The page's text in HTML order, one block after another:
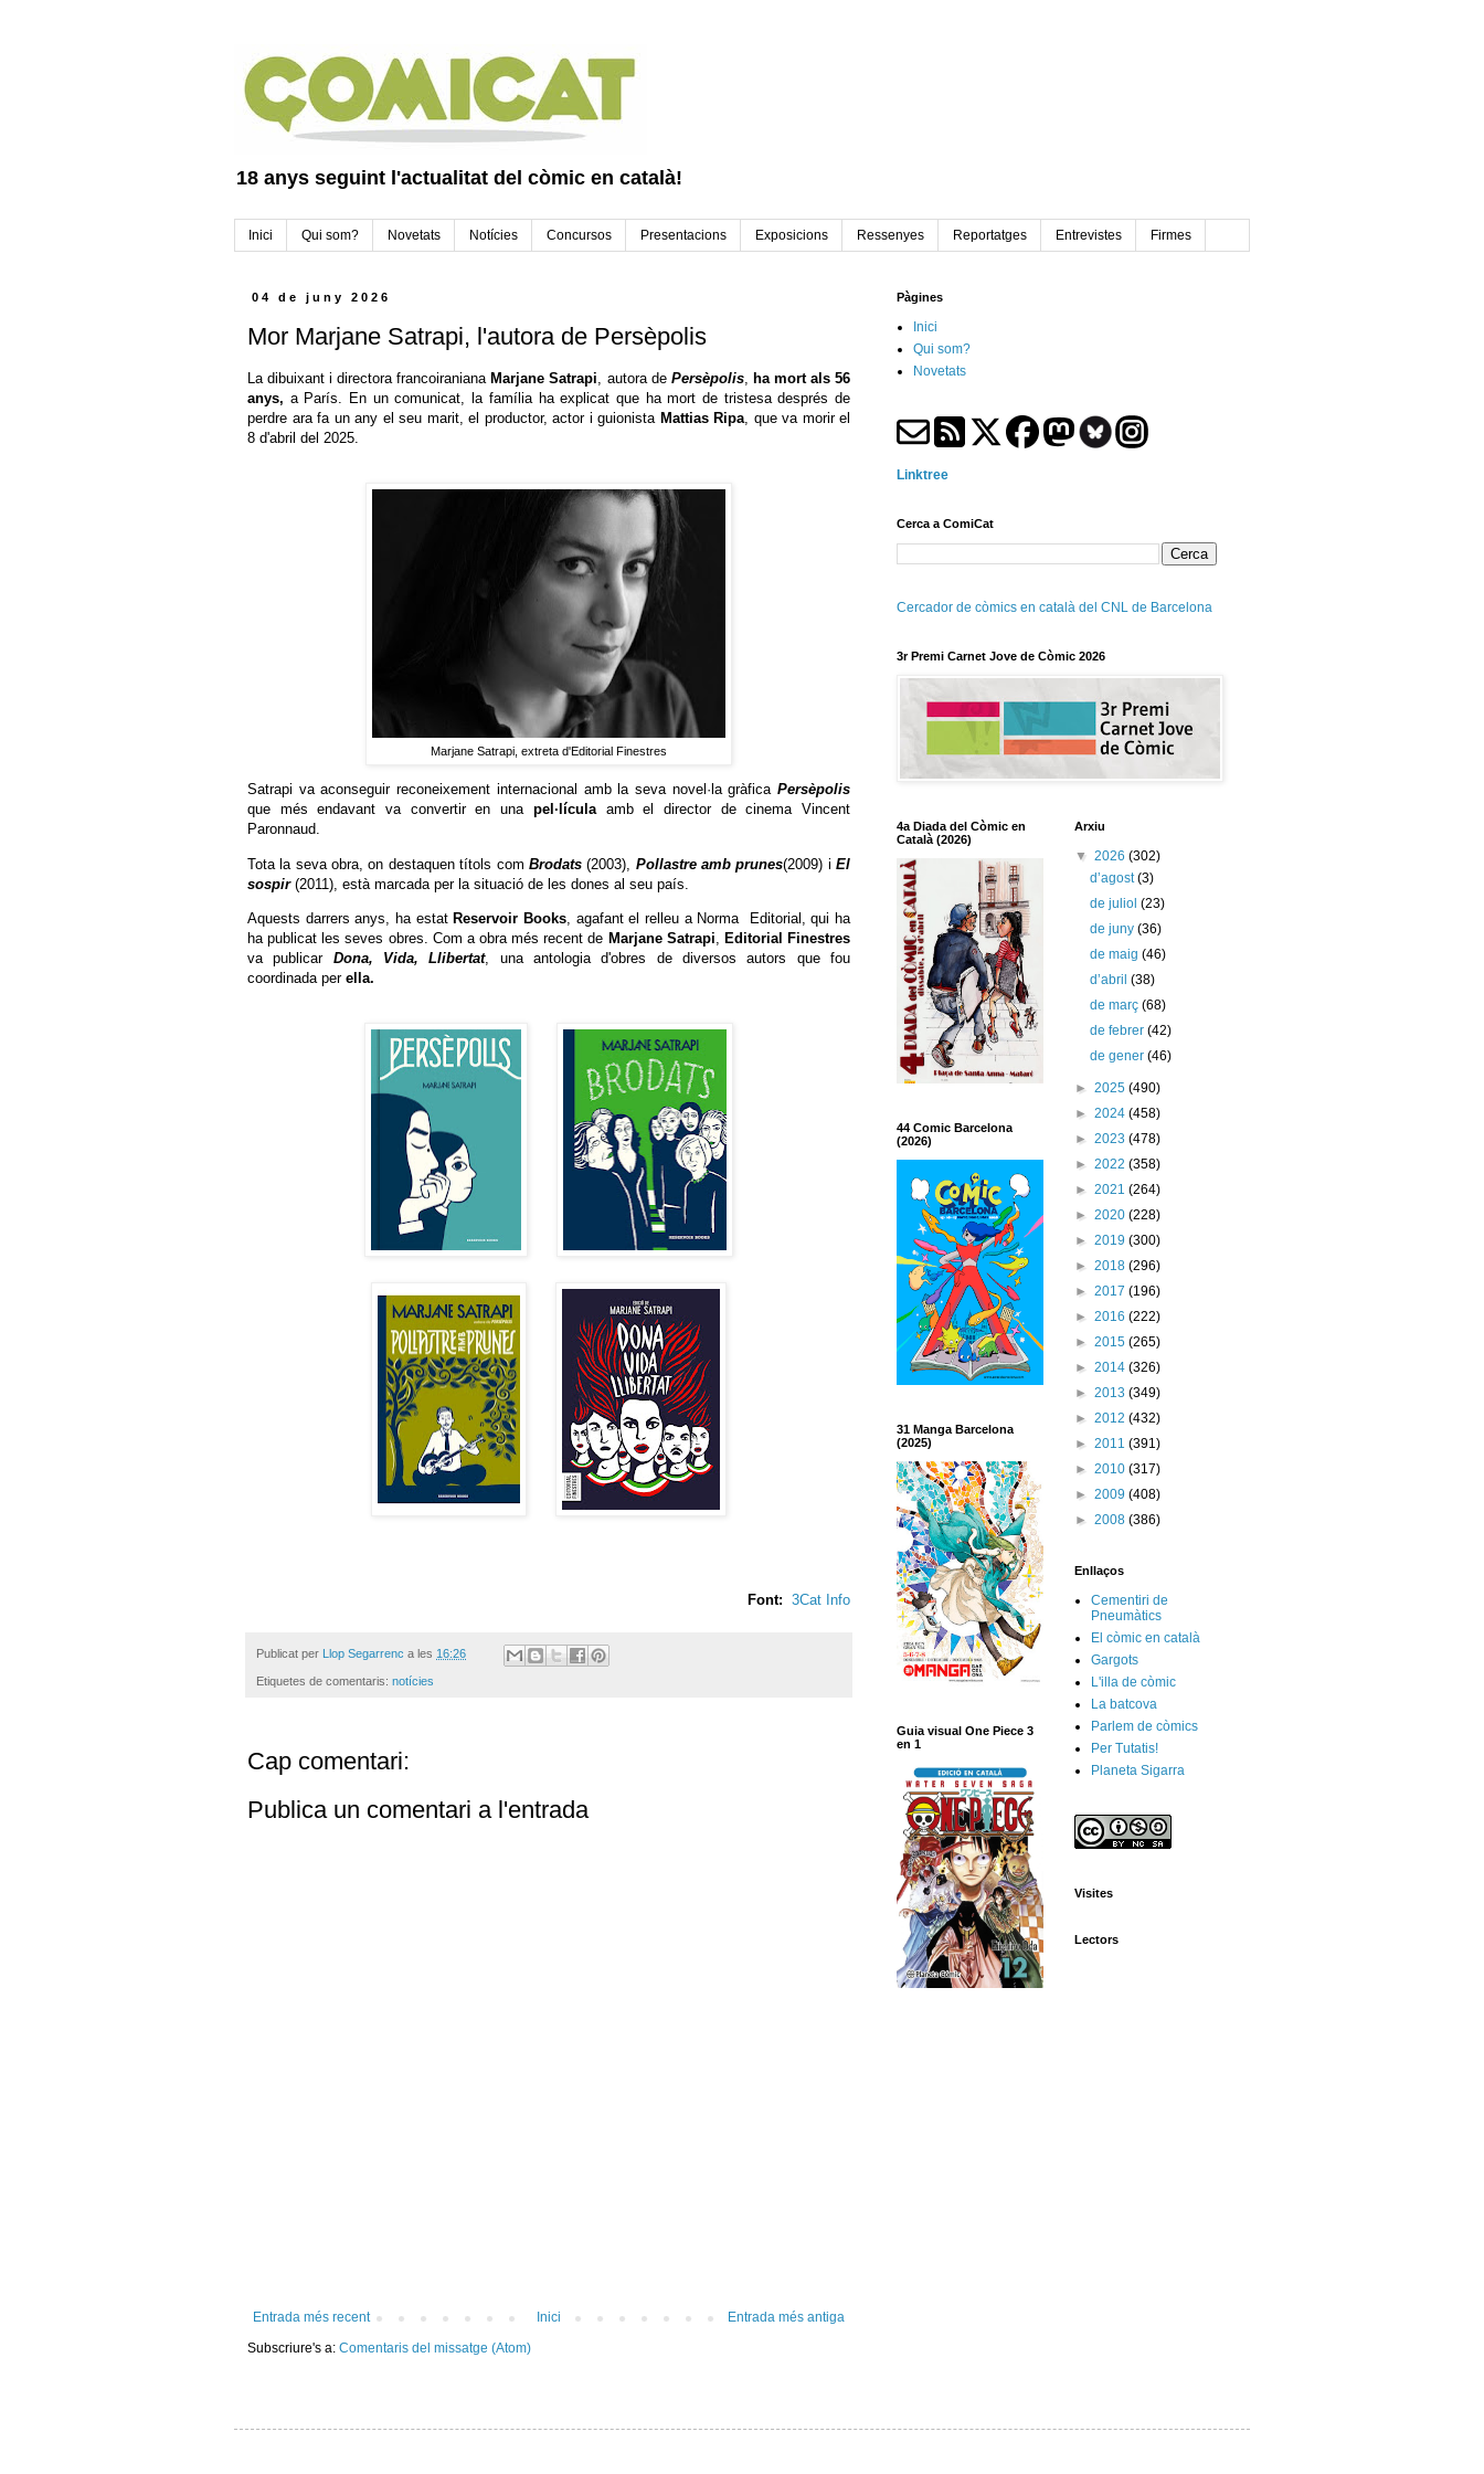
18 anys seguint l'actualitat del còmic en català!
Inici Qui som? Novetats Notícies Concursos Presentacions Exposicions Ressenyes Reportatges Entrevistes Firmes
04 de juny 2026
Mor Marjane Satrapi, l'autora de Persèpolis
La dibuixant i directora francoiraniana Marjane Satrapi, autora de Persèpolis, ha mort als 56
anys, a París. En un comunicat, la família ha explicat que ha mort de tristesa després de
perdre ara fa un any el seu marit, el productor, actor i guionista Mattias Ripa, que va morir el
8 d'abril del 2025.
Marjane Satrapi, extreta d'Editorial Finestres
Satrapi va aconseguir reconeixement internacional amb la seva novel·la gràfica Persèpolis
que més endavant va convertir en una pel·lículaamb el director de cinema Vincent
Paronnaud.
Tota la seva obra, on destaquen títols com Brodats(2003), Pollastre amb prunes(2009) iEl
sospir(2011), està marcada per la situació de les dones al seu país.
Aquests darrers anys, ha estat Reservoir Books , agafant el relleu a Norma Editorial, qui ha
ha publicat les seves obres. Com a obra més recent de Marjane Satrapi
Editorial Finestres
va publicar Dona, Vida, Llibertat, una antologia d'obres de diversos autors que fou
coordinada perella.
Font: 3Cat Info
Publicat per Llop Segarrenc a les 16:26
Etiquetes de comentaris: notícies
Cap comentari:
Publica un comentari a l'entrada
Entrada més recent Entrada més antiga
Inici
Subscriure's a: Comentaris del missatge (Atom)
Pàgines
Inici
Qui som?
Novetats
Linktree
Cerca a ComiCat
Cercador de còmics en català del CNL de Barcelona
3r Premi Carnet Jove de Còmic 2026
4a Diada del Còmic en
Català (2026)
44 Comic Barcelona
(2026)
31 Manga Barcelona
(2025)
Guia visual One Piece 3
en 1
Arxiu
▼ 2026 (302)
d’agost(3)
de juliol(23)
de juny(36)
de maig(46)
d’abril(38)
de març(68)
de febrer(42)
de gener(46)
► 2025 (490)
► 2024 (458)
► 2023 (478)
► 2022 (358)
► 2021 (264)
► 2020 (228)
► 2019 (300)
► 2018 (296)
► 2017 (196)
► 2016 (222)
► 2015 (265)
► 2014 (326)
► 2013 (349)
► 2012 (432)
► 2011 (391)
► 2010 (317)
► 2009 (408)
► 2008 (386)
Enllaços
Cementiri de
Pneumàtics
El còmic en català
Gargots
L'illa de còmic
La batcova
Parlem de còmics
Per Tutatis!
Planeta Sigarra
Visites
Lectors